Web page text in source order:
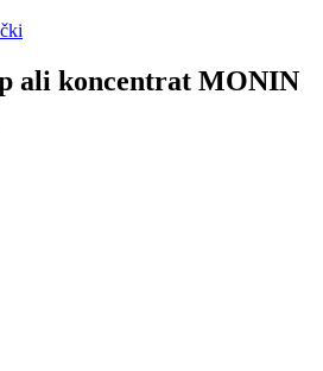
ali koncentrat MONIN